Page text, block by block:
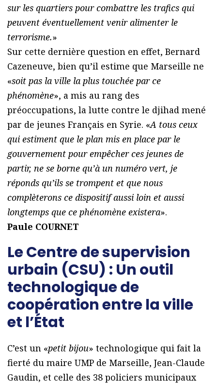
sur les quartiers pour combattre les trafics qui
peuvent éventuellement venir alimenter le
terrorisme.»
Sur cette dernière question en effet, Bernard
Cazeneuve, bien qu’il estime que Marseille ne
«soit pas la ville la plus touchée par ce
phénomène», a mis au rang des
préoccupations, la lutte contre le djihad mené
par de jeunes Français en Syrie. «A tous ceux
qui estiment que le plan mis en place par le
gouvernement pour empêcher ces jeunes de
partir, ne se borne qu’à un numéro vert, je
réponds qu’ils se trompent et que nous
complèterons ce dispositif aussi loin et aussi
longtemps que ce phénomène existera».
Paule COURNET
Le Centre de supervision
urbain (CSU) : Un outil
technologique de
coopération entre la ville
et l’État
C’est un «petit bijou» technologique qui fait la
fierté du maire UMP de Marseille, Jean-Claude
Gaudin, et celle des 38 policiers municipaux